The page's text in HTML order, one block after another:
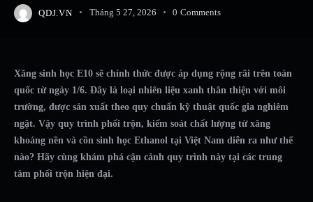
QDJ.VN Tháng 5 27, 2026 0 Comments
Xăng sinh học E10 sẽ chính thức được áp dụng rộng rãi trên toàn
quốc từ ngày 1/6. Đây là loại nhiên liệu xanh thân thiện với môi
trường, được sản xuất theo quy chuẩn kỹ thuật quốc gia nghiêm
ngặt. Vậy quy trình phối trộn, kiểm soát chất lượng từ xăng
khoáng nền và cồn sinh học Ethanol tại Việt Nam diễn ra như thế
nào? Hãy cùng khám phá cận cảnh quy trình này tại các trung
tâm phối trộn hiện đại.